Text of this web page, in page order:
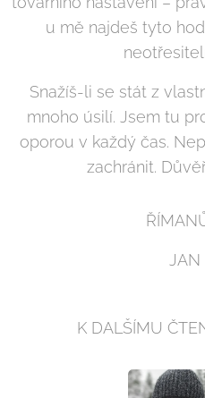
u mě najdeš tyto
Snažíš-li se stát z
mnoho úsilí. Jsem tu
oporou v každý čas.
zachránit.
JAN
K DALŠÍMU